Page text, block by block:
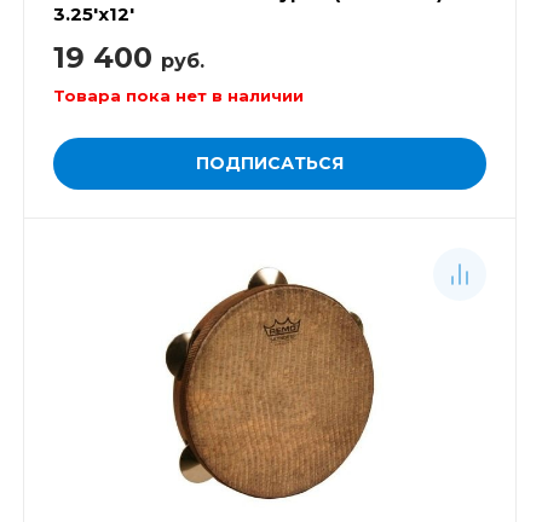
3.25'x12'
19 400 руб.
Товара пока нет в наличии
ПОДПИСАТЬСЯ